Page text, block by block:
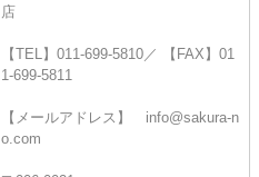
店
【TEL】011-699-5810／ 【FAX】01
1-699-5811
【メールアドレス】 info@sakura-n
o.com